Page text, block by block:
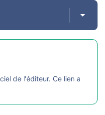
de l'éditeur. Ce lien a